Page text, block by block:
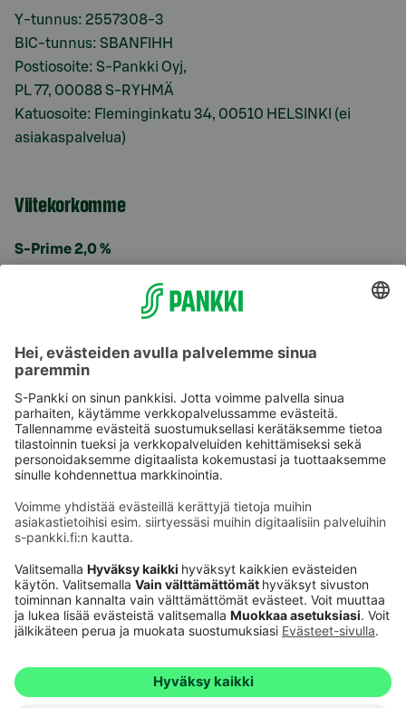
Y-tunnus: 2557308-3
BIC-tunnus: SBANFIHH
Postiosoite: S-Pankki Oyj,
PL 77, 00088 S-RYHMÄ
Katuosoite: Fleminginkatu 34, 00510 HELSINKI (ei
asiakaspalvelua)
Viitekorkomme
S-Prime 2,0 %
Käyttöehdot
Saavutettavuusseloste
Evästeet
Verkkopalvelujen käytön edellytykset